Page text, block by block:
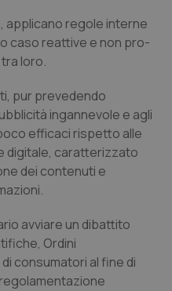
applicano regole interne
caso reattive e non pro-
loro.
pur prevedendo
ingannevole e agli
efficaci rispetto alle
digitale, caratterizzato
dei contenuti e
avviare un dibattito
Ordini
consumatori al fine di